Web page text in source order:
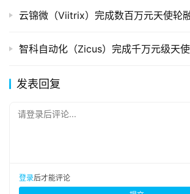
云锦微（Viitrix）完成数百万元天使轮
智科自动化（Zicus）完成千万元级天
发表回复
请登录后评论...
登录后才能评论